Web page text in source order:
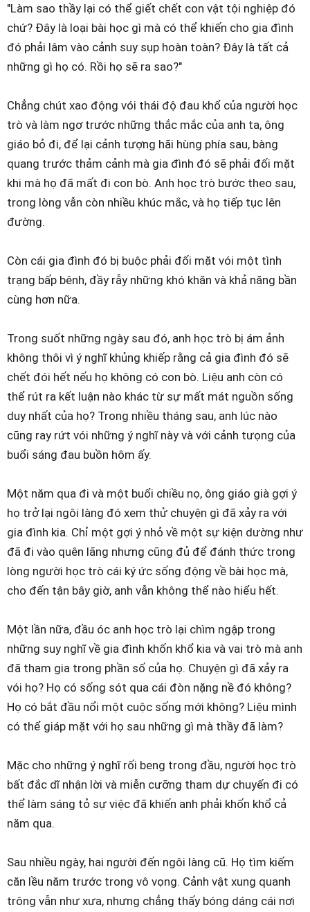
"Làm sao thầy lại có thể giết chết con vật tội nghiệp đó
chứ? Đây là loại bài học gì mà có thể khiến cho gia đình
đó phải lâm vào cảnh suy sụp hoàn toàn? Đây là tất cả
những gì họ có. Rồi họ sẽ ra sao?"
Chẳng chút xao động vói thái độ đau khổ của người học
trò và làm ngơ trước những thắc mắc của anh ta, ông
giáo bỏ đi, để lại cảnh tượng hãi hùng phía sau, bàng
quang trước thảm cảnh mà gia đình đó sẽ phải đối mặt
khi mà họ đã mất đi con bò. Anh học trò bước theo sau,
trong lòng vẫn còn nhiều khúc mắc, và họ tiếp tục lên
đường.
Còn cái gia đình đó bị buộc phải đối mặt vói một tình
trạng bấp bênh, đầy rẫy những khó khăn và khả năng bần
cùng hơn nữa.
Trong suốt những ngày sau đó, anh học trò bị ám ảnh
không thôi vì ý nghĩ khủng khiếp rằng cả gia đình đó sẽ
chết đói hết nếu họ không có con bò. Liệu anh còn có
thể rút ra kết luận nào khác từ sự mất mát nguồn sống
duy nhất của họ? Trong nhiều tháng sau, anh lúc nào
cũng ray rứt vói những ý nghĩ này và với cảnh tưọng của
buổi sáng đau buồn hôm ấy.
Một năm qua đi và một buổi chiều nọ, ông giáo già gợi ý
họ trở lại ngôi làng đó xem thử chuyện gì đã xảy ra với
gia đình kia. Chỉ một gợi ý nhỏ về một sự kiện dường như
đã đi vào quên lãng nhưng cũng đủ để đánh thức trong
lòng người học trò cái ký ức sống động về bài học mà,
cho đến tận bây giờ, anh vẫn không thể nào hiểu hết.
Một lần nữa, đầu óc anh học trò lại chìm ngập trong
những suy nghĩ về gia đình khốn khổ kia và vai trò mà anh
đã tham gia trong phần số của họ. Chuyện gì đã xảy ra
vói họ? Họ có sống sót qua cái đòn nặng nề đó không?
Họ có bắt đầu nổi một cuộc sống mới không? Liệu mình
có thể giáp mặt với họ sau những gì mà thầy đã làm?
Mặc cho những ý nghĩ rối beng trong đầu, người học trò
bất đắc dĩ nhận lời và miễn cưỡng tham dự chuyến đi có
thể làm sáng tỏ sự việc đã khiến anh phải khốn khổ cả
năm qua.
Sau nhiều ngày, hai người đến ngôi làng cũ. Họ tìm kiếm
căn lều năm trước trong vô vọng. Cảnh vật xung quanh
trông vẫn như xưa, nhưng chẳng thấy bóng dáng cái nơi